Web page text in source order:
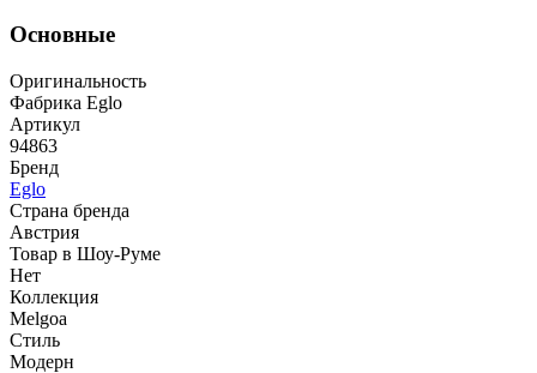
Основные
Оригинальность
Фабрика Eglo
Артикул
94863
Бренд
Eglo
Страна бренда
Австрия
Товар в Шоу-Руме
Нет
Коллекция
Melgoa
Стиль
Модерн